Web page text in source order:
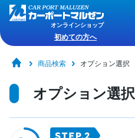
オンラインショップ
初めての方へ
商品検索 オプション選択
オプション選択